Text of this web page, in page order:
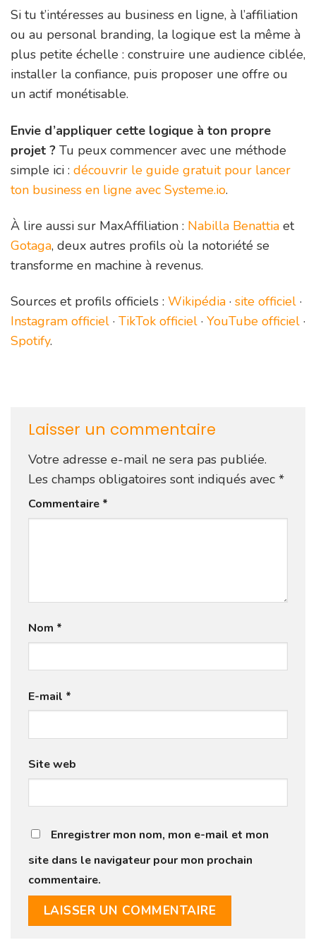
Si tu t’intéresses au business en ligne, à l’affiliation
ou au personal branding, la logique est la même à
plus petite échelle : construire une audience ciblée,
installer la confiance, puis proposer une offre ou
un actif monétisable.
Envie d’appliquer cette logique à ton propre
projet ? Tu peux commencer avec une méthode
simple ici : découvrir le guide gratuit pour lancer
ton business en ligne avec Systeme.io.
À lire aussi sur MaxAffiliation : Nabilla Benattia et
Gotaga, deux autres profils où la notoriété se
transforme en machine à revenus.
Sources et profils officiels : Wikipédia · site officiel ·
Instagram officiel · TikTok officiel · YouTube officiel ·
Spotify.
Laisser un commentaire
Votre adresse e-mail ne sera pas publiée.
Les champs obligatoires sont indiqués avec *
Commentaire *
Nom *
E-mail *
Site web
Enregistrer mon nom, mon e-mail et mon
site dans le navigateur pour mon prochain
commentaire.